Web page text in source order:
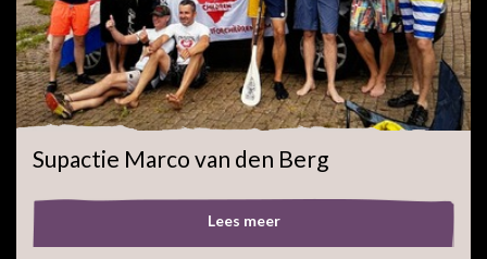
Supactie Marco van den Berg
Lees meer